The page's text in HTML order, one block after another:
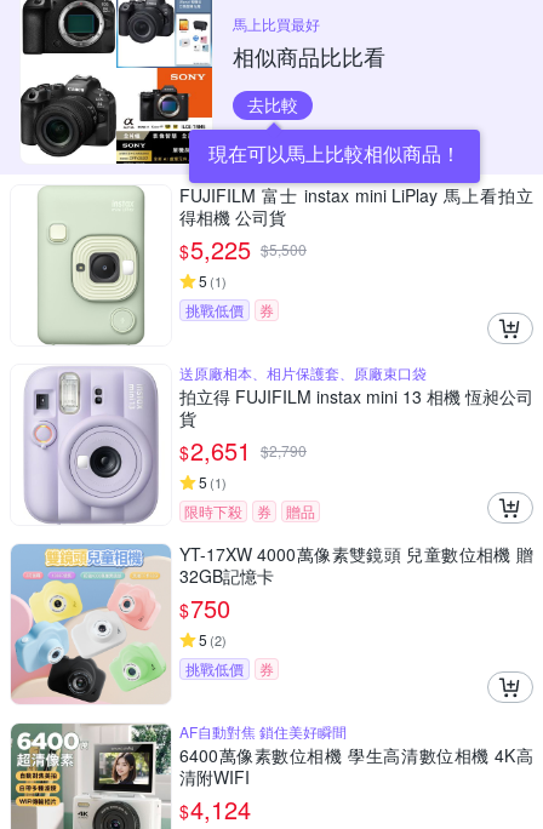
馬上比買最好
相似商品比比看
去比較
現在可以馬上比較相似商品！
FUJIFILM 富士 instax mini LiPlay 馬上看拍立
得相機 公司貨
$5,225 $5,500
5 (1)
挑戰低價 券
送原廠相本、相片保護套、原廠束口袋
拍立得 FUJIFILM instax mini 13 相機 恆昶公司
貨
$2,651 $2,790
5 (1)
限時下殺 券 贈品
YT-17XW 4000萬像素雙鏡頭 兒童數位相機 贈
32GB記憶卡
$750
5 (2)
挑戰低價 券
AF自動對焦 鎖住美好瞬間
6400萬像素數位相機 學生高清數位相機 4K高
清附WIFI
$4,124